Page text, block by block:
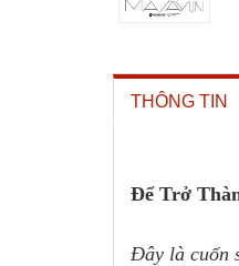
THÔNG TIN
Để Trở
Đây là cuốn